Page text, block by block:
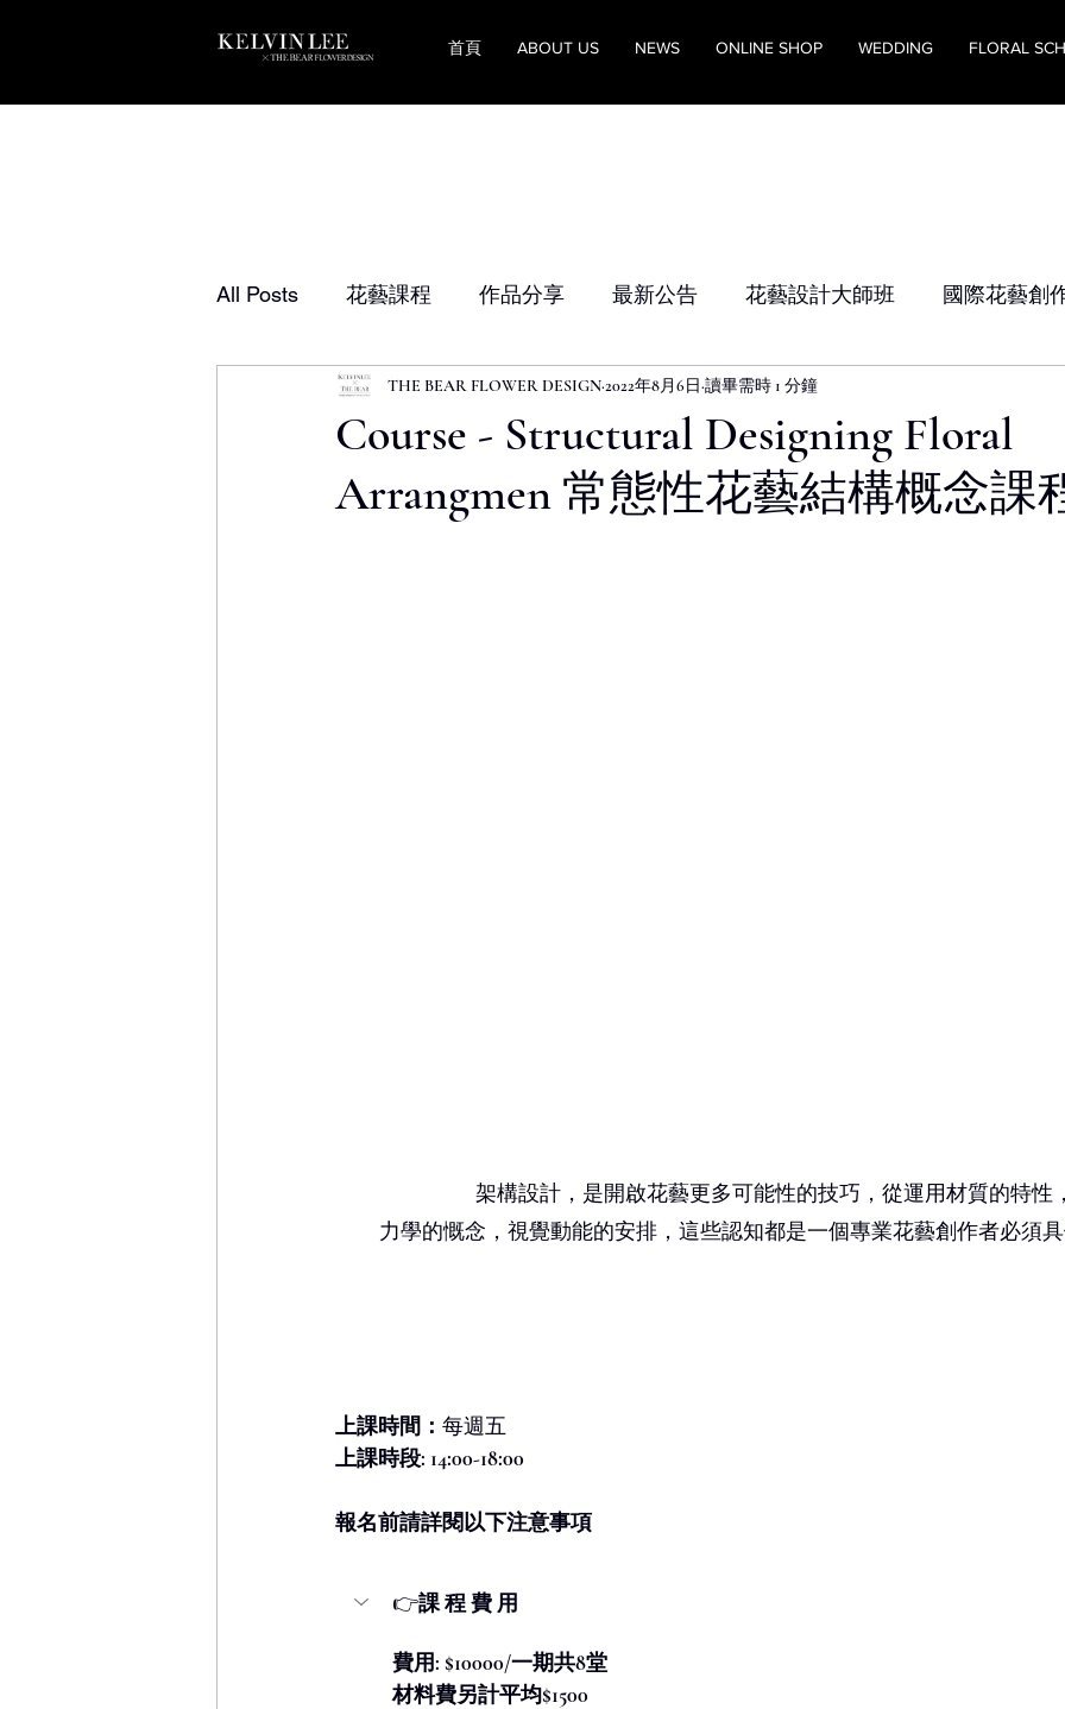
首頁 ABOUT US NEWS ONLINE SHOP WEDDING FLORAL
All Posts 花藝課程 作品分享 最新公告 花藝設計大師班 國際花藝創
​Course - Structural Designing Floral
Arrangmen 常態性花藝結構概念課
THE BEAR FLOWER DESIGN2022年8月6日 讀畢需時 1 分鐘
架構設計，是開啟花藝更多可能性的技巧，從運用材質的特性
力學的慨念，視覺動能的安排，這些認知都是一個專業花藝創作者必須
上課時間： 每週五
上課時段: 14:00-18:00
報名前請詳閱以下注意事項
👉課 程 費 用
費用: $10000/一期共8堂
材料費另計平均$1500